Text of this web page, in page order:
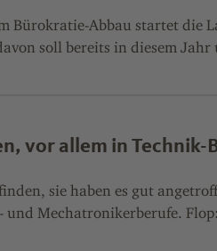
Bürokratie-Abbau startet die
soll bereits in diesem Jahr
vor allem in Technik-
sie haben es gut
und Mechatronikerberufe.